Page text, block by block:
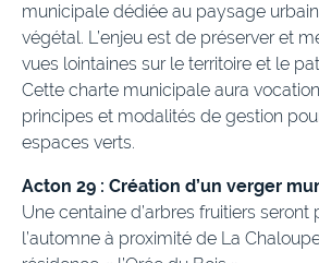
municipale dédiée au paysage
végétal. L’enjeu est de préserver et
vues lointaines sur le territoire et le
Cette charte municipale aura
principes et modalités de gestion
espaces verts.
Acton 29 : Création d’un verger
Une centaine d’arbres fruitiers seront
l’automne à proximité de La